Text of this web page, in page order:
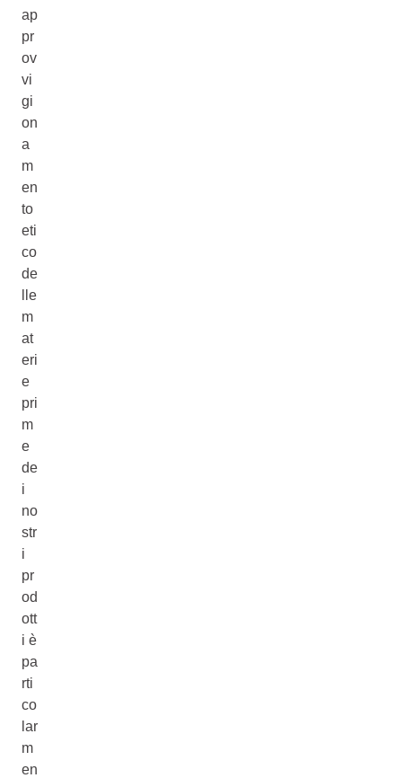
ap
pr
ov
vi
gi
on
a
m
en
to
eti
co
de
lle
m
at
eri
e
pri
m
e
de
i
no
str
i
pr
od
ott
i è
pa
rti
co
lar
m
en